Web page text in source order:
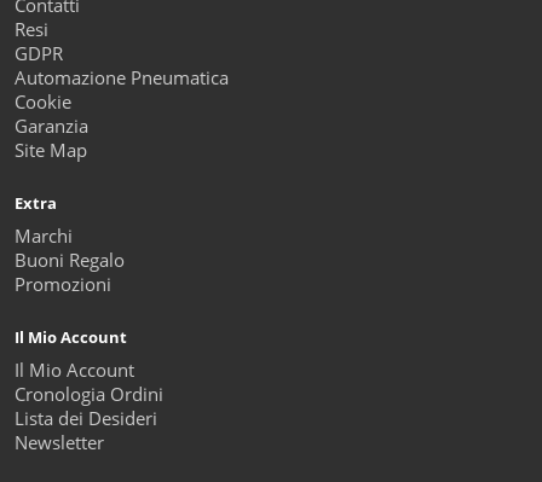
Resi
GDPR
Automazione Pneumatica
Cookie
Garanzia
Site Map
Extra
Marchi
Buoni Regalo
Promozioni
Il Mio Account
Il Mio Account
Cronologia Ordini
Lista dei Desideri
Newsletter